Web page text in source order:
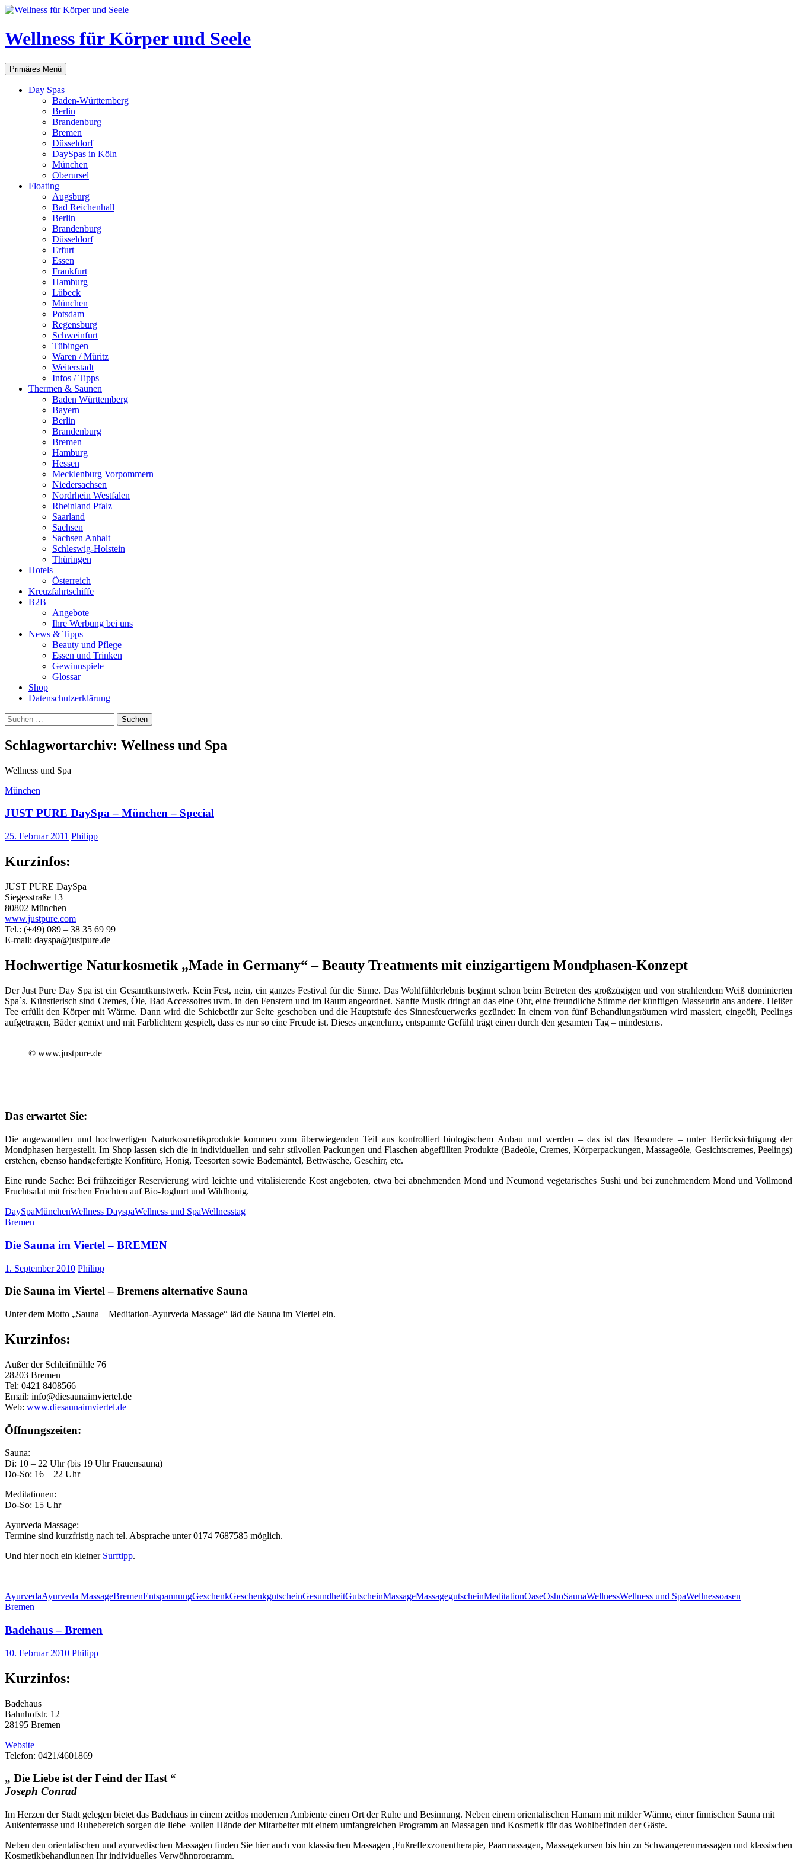
Zum
springen
Wellness für Körper und Seele
Suchen
Primäres Menü
Day Spas
Baden-Württemberg
Berlin
Brandenburg
Bremen
Düsseldorf
DaySpas in Köln
München
Oberursel
Floating
Augsburg
Bad Reichenhall
Berlin
Brandenburg
Düsseldorf
Erfurt
Essen
Frankfurt
Hamburg
Lübeck
München
Potsdam
Regensburg
Schweinfurt
Tübingen
Waren / Müritz
Weiterstadt
Infos / Tipps
Thermen & Saunen
Baden Württemberg
Bayern
Berlin
Brandenburg
Bremen
Hamburg
Hessen
Mecklenburg Vorpommern
Niedersachsen
Nordrhein Westfalen
Rheinland Pfalz
Saarland
Sachsen
Sachsen Anhalt
Schleswig-Holstein
Thüringen
Hotels
Österreich
Kreuzfahrtschiffe
B2B
Angebote
Ihre Werbung bei uns
News & Tipps
Beauty und Pflege
Essen und Trinken
Gewinnspiele
Glossar
Shop
Datenschutzerklärung
Suchen
nach:
Schlagwortarchiv: Wellness und Spa
Wellness und Spa
München
JUST PURE DaySpa – München – Special
25. Februar 2011 Philipp
Kurzinfos:
JUST PURE DaySpa
Siegesstraße 13
80802 München
www.justpure.com
Tel.: (+49) 089 – 38 35 69 99
E-mail: dayspa@justpure.de
Hochwertige Naturkosmetik „Made in Germany“ – Beauty Treatments mit einzigartigem Mondphasen-Konzept
Der Just Pure Day Spa ist ein Gesamtkunstwerk. Kein Fest, nein, ein ganzes Festival für die Sinne. Das Wohlfühlerlebnis beginnt schon beim Betreten des großzügigen und von strahlendem Weiß dominierten
Spa`s. Künstlerisch sind Cremes, Öle, Bad Accessoires uvm. in den Fenstern und im Raum angeordnet. Sanfte Musik dringt an das eine Ohr, eine freundliche Stimme der künftigen Masseurin ans andere. Heißer
Tee erfüllt den Körper mit Wärme. Dann wird die Schiebetür zur Seite geschoben und die Hauptstufe des Sinnesfeuerwerks gezündet: In einem von fünf Behandlungsräumen wird massiert, eingeölt, Peelings
aufgetragen, Bäder gemixt und mit Farblichtern gespielt, dass es nur so eine Freude ist. Dieses angenehme, entspannte Gefühl trägt einen durch den gesamten Tag – mindestens.
© www.justpure.de
Das erwartet Sie:
Die angewandten und hochwertigen Naturkosmetikprodukte kommen zum überwiegenden Teil aus kontrolliert biologischem Anbau und werden – das ist das Besondere – unter Berücksichtigung der
Mondphasen hergestellt. Im Shop lassen sich die in individuellen und sehr stilvollen Packungen und Flaschen abgefüllten Produkte (Badeöle, Cremes, Körperpackungen, Massageöle, Gesichtscremes, Peelings)
erstehen, ebenso handgefertigte Konfitüre, Honig, Teesorten sowie Bademäntel, Bettwäsche, Geschirr, etc.
Eine runde Sache: Bei frühzeitiger Reservierung wird leichte und vitalisierende Kost angeboten, etwa bei abnehmenden Mond und Neumond vegetarisches Sushi und bei zunehmendem Mond und Vollmond
Fruchtsalat mit frischen Früchten auf Bio-Joghurt und Wildhonig.
DaySpaMünchenWellness DayspaWellness und SpaWellnesstag
Bremen
Die Sauna im Viertel – BREMEN
1. September 2010 Philipp
Die Sauna im Viertel – Bremens alternative Sauna
Unter dem Motto „Sauna – Meditation-Ayurveda Massage“ läd die Sauna im Viertel ein.
Kurzinfos:
Außer der Schleifmühle 76
28203 Bremen
Tel: 0421 8408566
Email: info@diesaunaimviertel.de
Web: www.diesaunaimviertel.de
Öffnungszeiten:
Sauna:
Di: 10 – 22 Uhr (bis 19 Uhr Frauensauna)
Do-So: 16 – 22 Uhr
Meditationen:
Do-So: 15 Uhr
Ayurveda Massage:
Termine sind kurzfristig nach tel. Absprache unter 0174 7687585 möglich.
Und hier noch ein kleiner Surftipp.
AyurvedaAyurveda MassageBremenEntspannungGeschenkGeschenkgutscheinGesundheitGutscheinMassageMassagegutscheinMeditationOaseOshoSaunaWellnessWellness und SpaWellnessoasen
Bremen
Badehaus – Bremen
10. Februar 2010 Philipp
Kurzinfos:
Badehaus
Bahnhofstr. 12
28195 Bremen
Website
Telefon: 0421/4601869
„ Die Liebe ist der Feind der Hast “
Joseph Conrad
Im Herzen der Stadt gelegen bietet das Badehaus in einem zeitlos modernen Ambiente einen Ort der Ruhe und Besinnung. Neben einem orientalischen Hamam mit milder Wärme, einer finnischen Sauna mit
Außenterrasse und Ruhebereich sorgen die liebe¬vollen Hände der Mitarbeiter mit einem umfangreichen Programm an Massagen und Kosmetik für das Wohlbefinden der Gäste.
Neben den orientalischen und ayurvedischen Massagen finden Sie hier auch von klassischen Massagen ,Fußreflexzonentherapie, Paarmassagen, Massagekursen bis hin zu Schwangerenmassagen und klassischen
Kosmetikbehandlungen Ihr individuelles Verwöhnprogramm.